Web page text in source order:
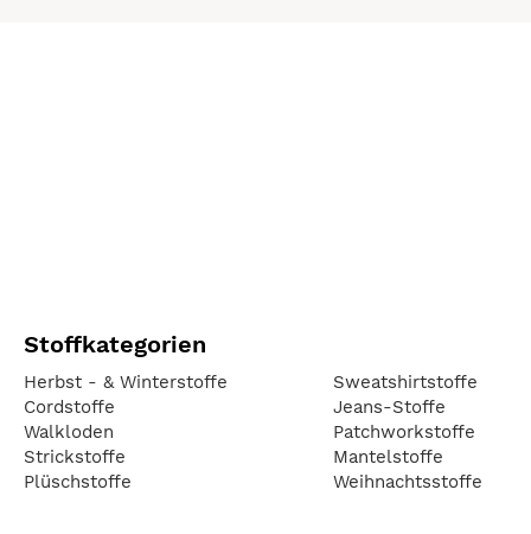
Stoffkategorien
Herbst - & Winterstoffe
Cordstoffe
Walkloden
Strickstoffe
Plüschstoffe
Sweatshirtstoffe
Jeans-Stoffe
Patchworkstoffe
Mantelstoffe
Weihnachtsstoffe